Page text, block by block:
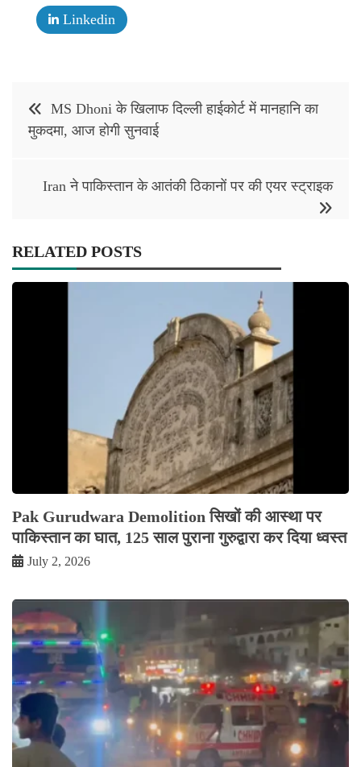
Linkedin
Post
navigation
MS Dhoni के खिलाफ दिल्ली हाईकोर्ट में मानहानि का
मुकदमा, आज होगी सुनवाई
Iran ने पाकिस्तान के आतंकी ठिकानों पर की एयर स्ट्राइक
RELATED POSTS
Pak Gurudwara Demolition सिखों की आस्था पर
पाकिस्तान का घात, 125 साल पुराना गुरुद्वारा कर दिया ध्वस्त
July 2, 2026